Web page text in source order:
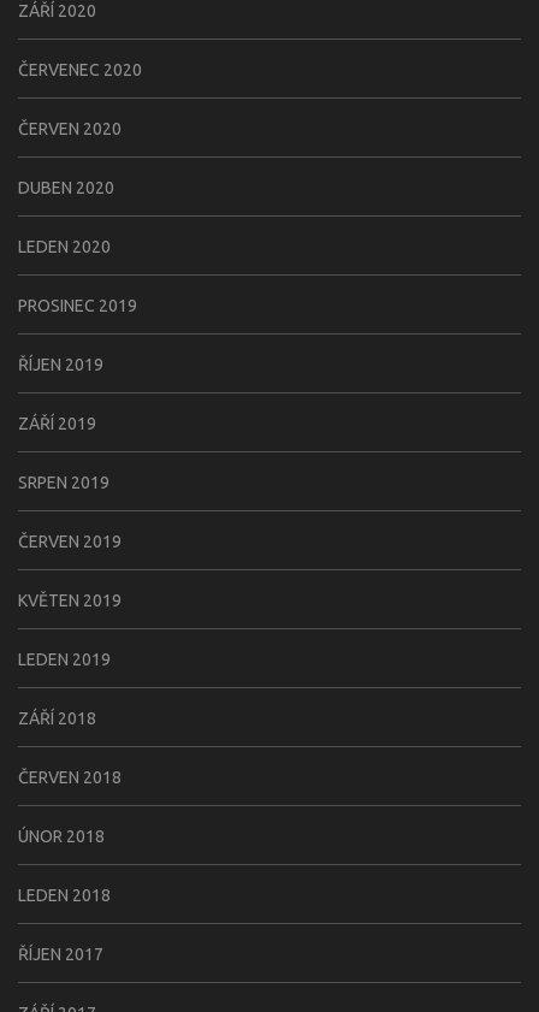
ZÁŘÍ 2020
ČERVENEC 2020
ČERVEN 2020
DUBEN 2020
LEDEN 2020
PROSINEC 2019
ŘÍJEN 2019
ZÁŘÍ 2019
SRPEN 2019
ČERVEN 2019
KVĚTEN 2019
LEDEN 2019
ZÁŘÍ 2018
ČERVEN 2018
ÚNOR 2018
LEDEN 2018
ŘÍJEN 2017